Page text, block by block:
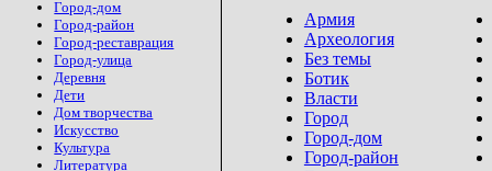
Город-дом
Город-район
Город-реставрация
Город-улица
Деревня
Дети
Дом творчества
Искусство
Культура
Литература
Армия
Археология
Без темы
Ботик
Власти
Город
Город-дом
Город-район